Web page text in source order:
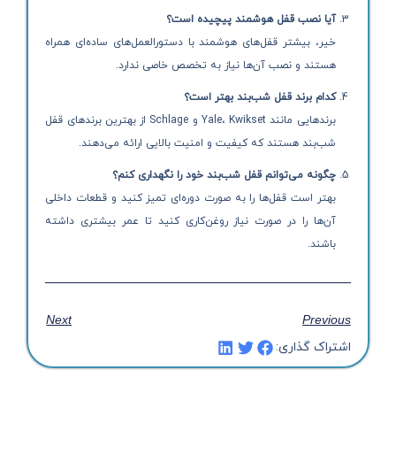
آیا نصب قفل هوشمند پیچیده است؟
خیر، بیشتر قفل‌های هوشمند با دستورالعمل‌های ساده‌ای همراه
هستند و نصب آن‌ها نیاز به تخصص خاصی ندارد.
کدام برند قفل شب‌بند بهتر است؟
برندهایی مانند Yale، Kwikset و Schlage از بهترین برندهای قفل
شب‌بند هستند که کیفیت و امنیت بالایی ارائه می‌دهند.
چگونه می‌توانم قفل شب‌بند خود را نگهداری کنم؟
بهتر است قفل‌ها را به صورت دوره‌ای تمیز کنید و قطعات داخلی
آن‌ها را در صورت نیاز روغن‌کاری کنید تا عمر بیشتری داشته
باشند.
Previous
Next
اشتراک گذاری: